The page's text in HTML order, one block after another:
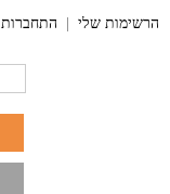
הרשימות שלי התחברות